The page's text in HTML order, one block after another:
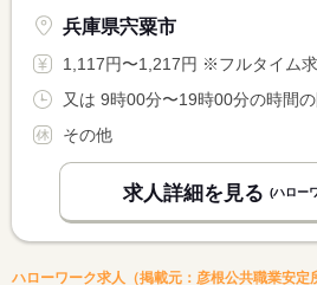
兵庫県宍粟市
1,117円〜1,217円 ※フルタイム求人の場合は月額（換算額）、パー
その他
求人詳細を見る (ハロー
ハローワーク求人（掲載元：彦根公共職業安定